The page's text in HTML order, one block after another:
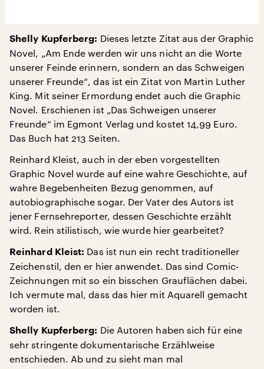
Shelly Kupferberg: Dieses letzte Zitat aus der Graphic
Novel, „Am Ende werden wir uns nicht an die Worte
unserer Feinde erinnern, sondern an das Schweigen
unserer Freunde“, das ist ein Zitat von Martin Luther
King. Mit seiner Ermordung endet auch die Graphic
Novel. Erschienen ist „Das Schweigen unserer
Freunde“ im Egmont Verlag und kostet 14,99 Euro.
Das Buch hat 213 Seiten.
Reinhard Kleist, auch in der eben vorgestellten
Graphic Novel wurde auf eine wahre Geschichte, auf
wahre Begebenheiten Bezug genommen, auf
autobiographische sogar. Der Vater des Autors ist
jener Fernsehreporter, dessen Geschichte erzählt
wird. Rein stilistisch, wie wurde hier gearbeitet?
Reinhard Kleist: Das ist nun ein recht traditioneller
Zeichenstil, den er hier anwendet. Das sind Comic-
Zeichnungen mit so ein bisschen Grauflächen dabei.
Ich vermute mal, dass das hier mit Aquarell gemacht
worden ist.
Shelly Kupferberg: Die Autoren haben sich für eine
sehr stringente dokumentarische Erzählweise
entschieden. Ab und zu sieht man mal